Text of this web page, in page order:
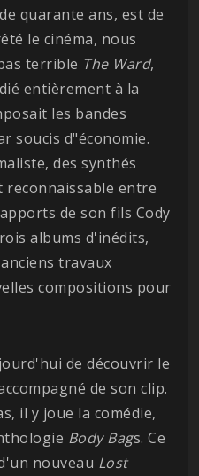
quarante ans, est de
le cinéma, nous
terrible The Ward,
entièrement à la
les bandes
soucis d"économie.
des synthés
reconnaissable entre
de son fils Cody
albums d'inédits,
travaux
compositions pour
de découvrir le
de son clip.
il y joue la comédie,
Body Bags. Ce
nouveau Lost